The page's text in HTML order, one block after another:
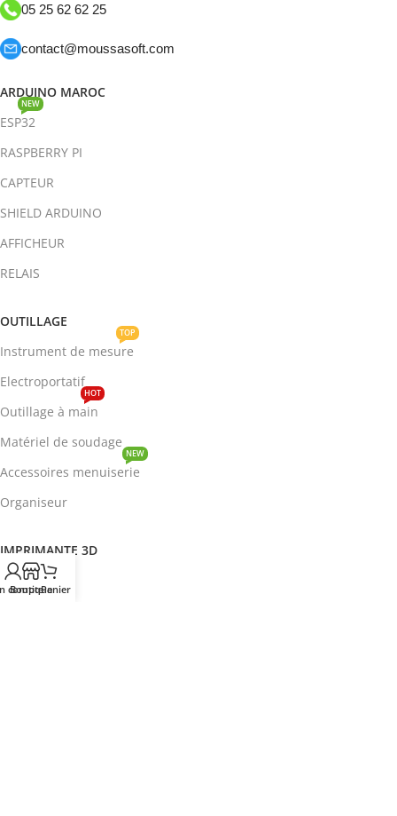
05 25 62 62 25
contact@moussasoft.com
ARDUINO MAROC
ESP32
NEW
RASPBERRY PI
CAPTEUR
SHIELD ARDUINO
AFFICHEUR
RELAIS
OUTILLAGE
Instrument de mesure
TOP
Electroportatif
Outillage à main
HOT
Matériel de soudage
Accessoires menuiserie
NEW
Organiseur
IMPRIMANTE 3D
ROBOTIQUE
compte
BoutiquePanier